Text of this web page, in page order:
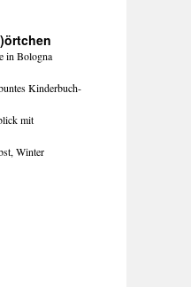
in Bologna
Kinderbuch-
mit
Winter